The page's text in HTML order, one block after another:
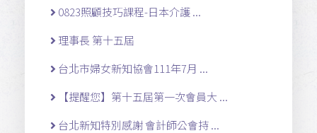
0823照顧技巧課程-日本介護 ...
理事長 第十五屆
台北市婦女新知協會111年7月 ...
【提醒您】第十五屆第一次會員大 ...
台北新知特別感謝 會計師公會持 ...